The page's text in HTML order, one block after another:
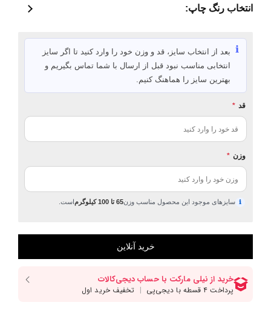
انتخاب رنگ چاپ:
ℹ️ بعد از انتخاب سایز، قد و وزن خود را وارد کنید تا اگر سایز
انتخابی مناسب نبود قبل از ارسال با شما تماس بگیریم و
بهترین سایز را هماهنگ کنیم.
قد *
وزن *
ℹ سایزهای موجود این محصول مناسب وزن65 تا 100 کیلوگرم است.